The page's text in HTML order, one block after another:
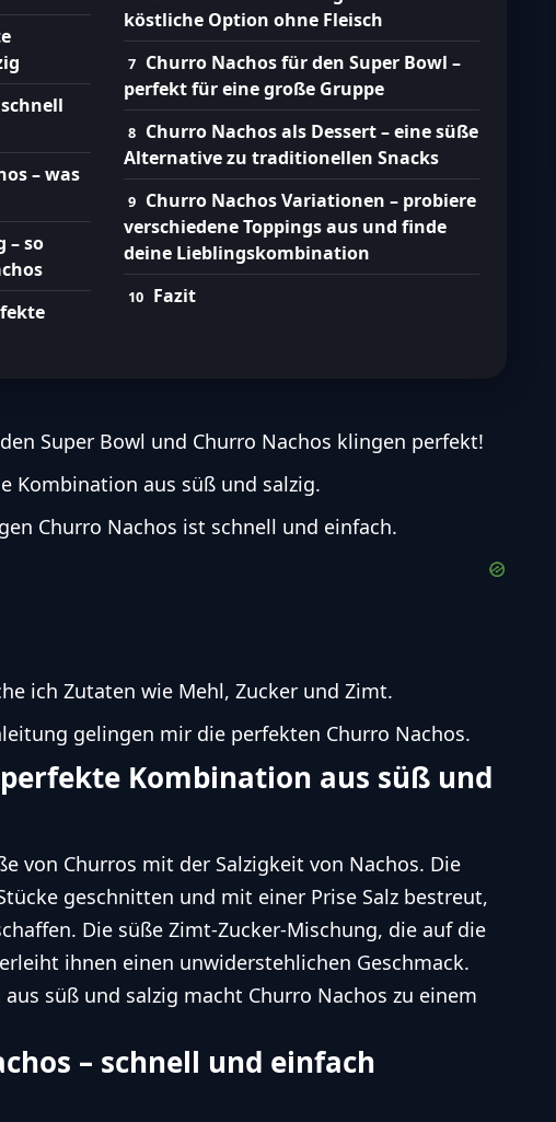
– was
– so
köstliche Option ohne Fleisch
Churro Nachos für den Super Bowl –
perfekt für eine große Gruppe
Churro Nachos als Dessert – eine süße
Alternative zu traditionellen Snacks
Churro Nachos Variationen – probiere
verschiedene Toppings aus und finde
deine Lieblingskombination
Fazit
Super Bowl und Churro Nachos klingen perfekt!
Kombination aus süß und salzig.
Churro Nachos ist schnell und einfach.
ich Zutaten wie Mehl, Zucker und Zimt.
gelingen mir die perfekten Churro Nachos.
Kombination aus süß und
von Churros mit der Salzigkeit von Nachos. Die
geschnitten und mit einer Prise Salz bestreut,
Die süße Zimt-Zucker-Mischung, die auf die
ihnen einen unwiderstehlichen Geschmack.
süß und salzig macht Churro Nachos zu einem
– schnell und einfach